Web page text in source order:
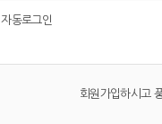
자동로그인
회원가입하시고